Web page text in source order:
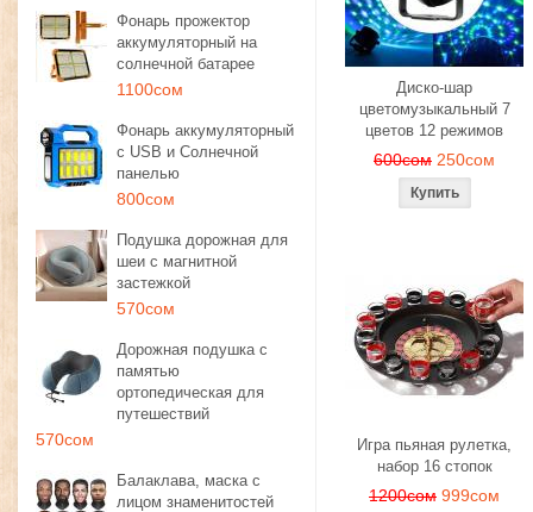
Фонарь прожектор
аккумуляторный на
солнечной батарее
1100сом
Фонарь аккумуляторный
с USB и Солнечной
панелью
800сом
Подушка дорожная для
шеи с магнитной
застежкой
570сом
Дорожная подушка с
памятью
ортопедическая для
путешествий
570сом
Балаклава, маска с
лицом знаменитостей
Диско-шар
цветомузыкальный 7
цветов 12 режимов
600сом 250сом
Игра пьяная рулетка,
набор 16 стопок
1200сом 999сом